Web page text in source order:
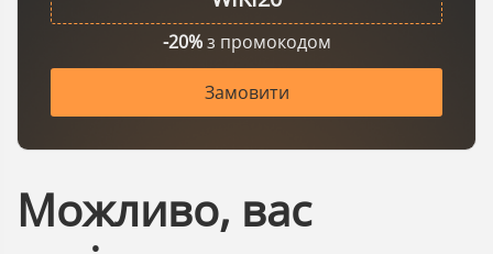
-20%з промокодом
Замовити
Можливо, вас